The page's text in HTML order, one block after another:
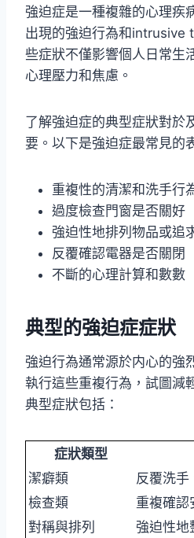
強迫症是一種複雜的心理疾
出現的強迫行為和intrusive
些症狀不僅影響個人日常生
心理壓力和焦慮。
了解強迫症的典型症狀對於
要。以下是強迫症最常見的
重複性的清潔和洗手行
過度檢查門窗是否關好
強迫性地排列物品或追
反覆確認電器是否關閉
不斷的心理計算和數數
典型的強迫症症狀
強迫行為通常源於内心的強
執行這些重複行為，試圖減
典型症狀包括：
症狀類型
潔癖類
反覆洗手
檢查類
重複確認
對稱與排列
強迫性地